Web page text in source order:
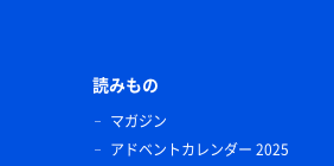
読みもの
マガジン
アドベントカレンダー 2025